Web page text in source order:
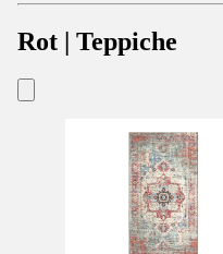
Rot | Teppiche